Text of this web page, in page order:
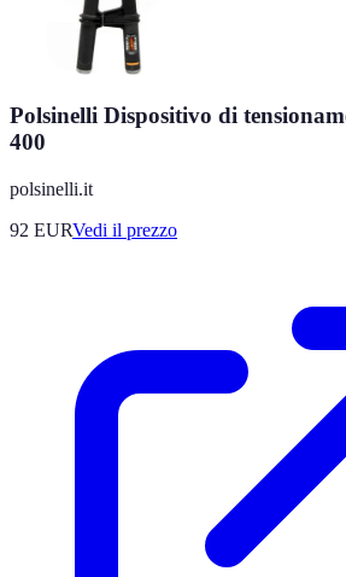
Polsinelli Dispositivo di
400
polsinelli.it
92 EURVedi il prezzo